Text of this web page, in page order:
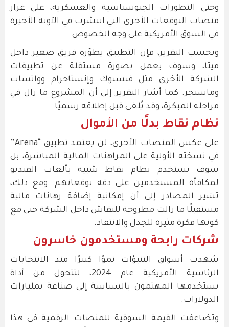
وحتى التطورات الجيوسياسية والعسكرية، على غرار
منصات التوقعات الأخرى التي انتشرت في الآونة الأخيرة
في السوق الأمريكية على وجه الخصوص.
وبحسب التقرير، فإن التطبيق يطوّره فريق صغير داخل
ميتا، وسوف يعمل بصورة مستقلة عن تطبيقات
الشركة الأخرى مثل فيسبوك وإنستاجرام وواتساب
وماسنجر. كما أشار التقرير إلى أن المشروع ما زال في
مراحله المبكرة، وقد يُلغى قبل إطلاقه رسميًا.
نظام نقاط بدلًا من الأموال
على عكس المنصات الأخرى، لن يعتمد تطبيق “Arena”
في نسخته الأولية على المراهنات المالية المباشرة، بل
سوف يستخدم نظام نقاط شبيه بألعاب الفيديو
لمكافأة المستخدمين على دقة توقعاتهم. ومع ذلك،
تشير المصادر إلى أن إمكانية إضافة رهانات مالية
مستقبلًا ما زالت مطروحة للنقاش داخل الشركة حتى مع
كونها فكرة مثيرة للجدل والانتقاد.
شركات رابحة ومستخدمون خاسرون
شهدت أسواق التنبؤات نموًا كبيرًا منذ الانتخابات
الرئاسية الأمريكية عام 2024، لتتحول من أداة
يستخدمها المهتمون بالسياسة إلى صناعة بمليارات
الدولارات.
وتضاعفت القيمة السوقية للمنصات الرقمية في هذا